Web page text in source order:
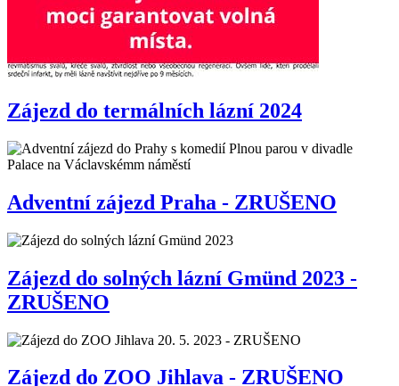
Zájezd do termálních lázní 2024
Adventní zájezd Praha - ZRUŠENO
Zájezd do solných lázní Gmünd 2023 -
ZRUŠENO
Zájezd do ZOO Jihlava - ZRUŠENO